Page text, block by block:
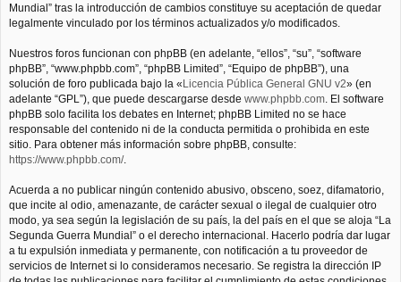
Mundial” tras la introducción de cambios constituye su aceptación de quedar
legalmente vinculado por los términos actualizados y/o modificados.
Nuestros foros funcionan con phpBB (en adelante, “ellos”, “su”, “software
phpBB”, “www.phpbb.com”, “phpBB Limited”, “Equipo de phpBB”), una
solución de foro publicada bajo la «Licencia Pública General GNU v2» (en
adelante “GPL”), que puede descargarse desde www.phpbb.com. El software
phpBB solo facilita los debates en Internet; phpBB Limited no se hace
responsable del contenido ni de la conducta permitida o prohibida en este
sitio. Para obtener más información sobre phpBB, consulte:
https://www.phpbb.com/.
Acuerda a no publicar ningún contenido abusivo, obsceno, soez, difamatorio,
que incite al odio, amenazante, de carácter sexual o ilegal de cualquier otro
modo, ya sea según la legislación de su país, la del país en el que se aloja “La
Segunda Guerra Mundial” o el derecho internacional. Hacerlo podría dar lugar
a tu expulsión inmediata y permanente, con notificación a tu proveedor de
servicios de Internet si lo consideramos necesario. Se registra la dirección IP